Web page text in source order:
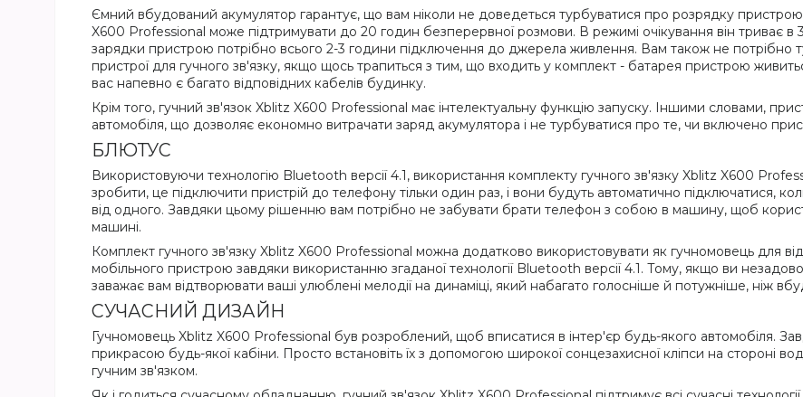
Ємний вбудований акумулятор гарантує, що вам ніколи не доведеться турбуватися про розрядку пристрою
X600 Professional може підтримувати до 20 годин безперервної розмови. В режимі очікування він триває
зарядки пристрою потрібно всього 2-3 години підключення до джерела живлення. Вам також не потрібно
пристрої для гучного зв'язку, якщо щось трапиться з тим, що входить у комплект - батарея пристрою
вас напевно є багато відповідних кабелів будинку.
Крім того, гучний зв'язок Xblitz X600 Professional має інтелектуальну функцію запуску. Іншими словами,
автомобіля, що дозволяє економно витрачати заряд акумулятора і не турбуватися про те, чи включено
БЛЮТУС
Використовуючи технологію Bluetooth версії 4.1, використання комплекту гучного зв'язку Xblitz X600
зробити, це підключити пристрій до телефону тільки один раз, і вони будуть автоматично підключатися,
від одного. Завдяки цьому рішенню вам потрібно не забувати брати телефон з собою в машину, щоб
машині.
Комплект гучного зв'язку Xblitz X600 Professional можна додатково використовувати як гучномовець для
мобільного пристрою завдяки використанню згаданої технології Bluetooth версії 4.1. Тому, якщо ви
заважає вам відтворювати ваші улюблені мелодії на динаміці, який набагато голосніше й потужніше, ніж
СУЧАСНИЙ ДИЗАЙН
Гучномовець Xblitz X600 Professional був розроблений, щоб вписатися в інтер'єр будь-якого автомобіля.
прикрасою будь-якої кабіни. Просто встановіть їх з допомогою широкої сонцезахисної кліпси на стороні
гучним зв'язком.